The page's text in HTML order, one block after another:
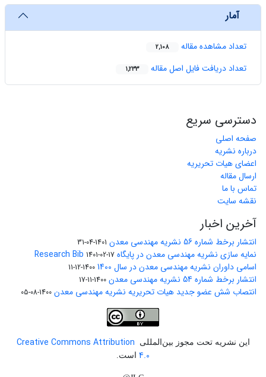
آمار
تعداد مشاهده مقاله 2,108
تعداد دریافت فایل اصل مقاله 1,233
دسترسی سریع
صفحه اصلی
درباره نشریه
اعضای هیات تحریریه
ارسال مقاله
تماس با ما
نقشه سایت
آخرین اخبار
انتشار برخط شماره 56 نشریه مهندسی معدن 1401-04-31
نمایه سازی نشریه مهندسی معدن در پایگاه Research Bib 1401-02-17
اسامی داوران نشریه مهندسی معدن در سال 1400 1400-12-11
انتشار برخط شماره 54 نشریه مهندسی معدن 1400-11-17
انتصاب شش عضو جدید هیات تحریریه نشریه مهندسی معدن 1400-08-05
این نشریه تحت مجوز بین‌المللی
Creative Commons Attribution
4.0 است.